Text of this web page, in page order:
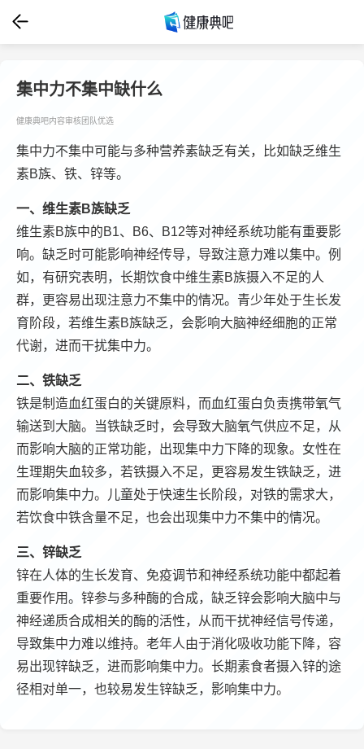
集中力不集中缺什么
健康典吧内容审核团队优选
集中力不集中可能与多种营养素缺乏有关，比如缺乏维生
素B族、铁、锌等。
一、维生素B族缺乏
维生素B族中的B1、B6、B12等对神经系统功能有重要影
响。缺乏时可能影响神经传导，导致注意力难以集中。例
如，有研究表明，长期饮食中维生素B族摄入不足的人
群，更容易出现注意力不集中的情况。青少年处于生长发
育阶段，若维生素B族缺乏，会影响大脑神经细胞的正常
代谢，进而干扰集中力。
二、铁缺乏
铁是制造血红蛋白的关键原料，而血红蛋白负责携带氧气
输送到大脑。当铁缺乏时，会导致大脑氧气供应不足，从
而影响大脑的正常功能，出现集中力下降的现象。女性在
生理期失血较多，若铁摄入不足，更容易发生铁缺乏，进
而影响集中力。儿童处于快速生长阶段，对铁的需求大，
若饮食中铁含量不足，也会出现集中力不集中的情况。
三、锌缺乏
锌在人体的生长发育、免疫调节和神经系统功能中都起着
重要作用。锌参与多种酶的合成，缺乏锌会影响大脑中与
神经递质合成相关的酶的活性，从而干扰神经信号传递，
导致集中力难以维持。老年人由于消化吸收功能下降，容
易出现锌缺乏，进而影响集中力。长期素食者摄入锌的途
径相对单一，也较易发生锌缺乏，影响集中力。